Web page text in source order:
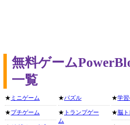
無料ゲーム
一覧
★ ミニゲーム
★プチゲーム
★パズル
★ トランプゲー
ム
★学習
★脳ト